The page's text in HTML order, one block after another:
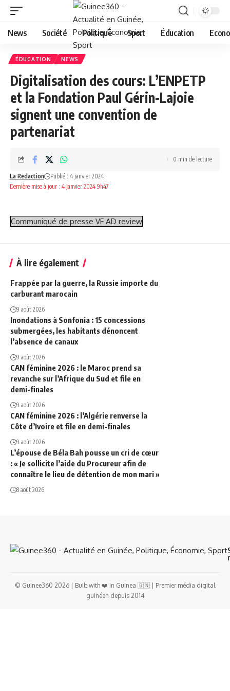
News Société Politique Sport Éducation
ÉDUCATION NEWS
Digitalisation des cours: L’ENPETP
et la Fondation Paul Gérin-Lajoie
signent une convention de
partenariat
Dernière mise à jour : 4 janvier 2024 9h47
La Redaction Publié : 4 janvier 2024
0 min de lecture
Communiqué de presse VF AD review
À lire également
Frappée par la guerre, la Russie importe du
carburant marocain
9 août 2026
Inondations à Sonfonia : 15 concessions
submergées, les habitants dénoncent
l’absence de canaux
9 août 2026
CAN féminine 2026 : le Maroc prend sa
revanche sur l’Afrique du Sud et file en
demi-finales
9 août 2026
CAN féminine 2026 : l’Algérie renverse la
Côte d’Ivoire et file en demi-finales
9 août 2026
L’épouse de Béla Bah pousse un cri de cœur
: « Je sollicite l’aide du Procureur afin de
connaître le lieu de détention de mon mari »
8 août 2026
© Guinee360 2026 | Built with ❤️ in Guinea 🇬🇳 | Premier média digital
guinéen depuis 2014